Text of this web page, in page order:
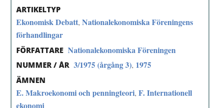
ARTIKELTYP
Ekonomisk Debatt,Nationalekonomiska Föreningens
förhandlingar
FÖRFATTARE Nationalekonomiska Föreningen
NUMMER / ÅR 3/1975 (årgång 3), 1975
ÄMNEN
E. Makroekonomi och penningteori,F. Internationell
ekonomi